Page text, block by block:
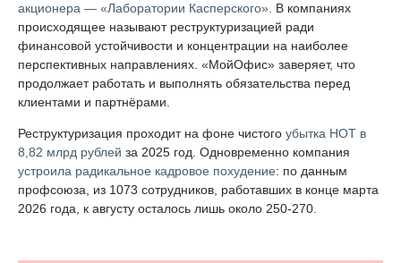
акционера — «Лаборатории Касперского» . В компаниях
происходящее называют реструктуризацией ради
финансовой устойчивости и концентрации на наиболее
перспективных направлениях. «МойОфис» заверяет, что
продолжает работать и выполнять обязательства перед
клиентами и партнёрами.
Реструктуризация проходит на фоне чистого убытка НОТ в
8,82 млрд рублей за 2025 год. Одновременно компания
устроила радикальное кадровое похудение: по данным
профсоюза, из 1073 сотрудников, работавших в конце марта
2026 года, к августу осталось лишь около 250-270.